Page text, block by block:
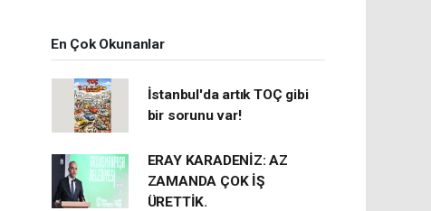
En Çok Okunanlar
İstanbul'da artık TOÇ gibi
bir sorunu var!
ERAY KARADENİZ: AZ
ZAMANDA ÇOK İŞ
ÜRETTİK.